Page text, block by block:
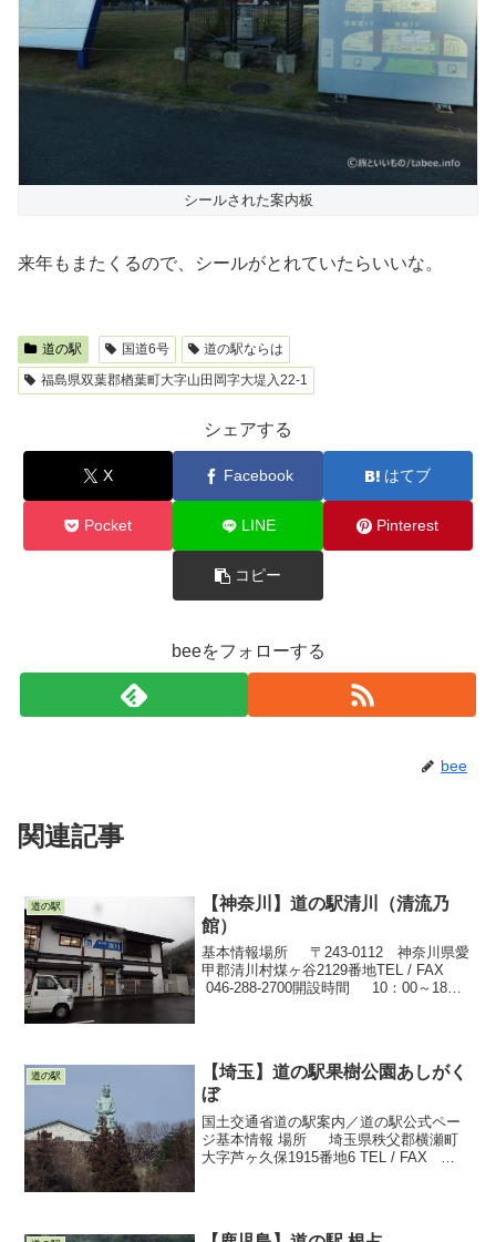
シールされた案内板
来年もまたくるので、シールがとれていたらいいな。
道の駅 国道6号
道の駅ならは
福島県双葉郡楢葉町大字山田岡字大堤入22-1
シェアする
X Facebook はてブ
Pocket LINE Pinterest
コピー
beeをフォローする
bee
関連記事
道の駅
【神奈川】道の駅清川（清流乃
館）
基本情報場所 〒243-0112 神奈川県愛
甲郡清川村煤ヶ谷2129番地TEL / FAX
046-288-2700開設時間 10：00～18：
道の駅
【埼玉】道の駅果樹公園あしがく
ぼ
国土交通省道の駅案内／道の駅公式ペー
ジ基本情報 場所 埼玉県秩父郡横瀬町
大字芦ヶ久保1915番地6 TEL / FAX